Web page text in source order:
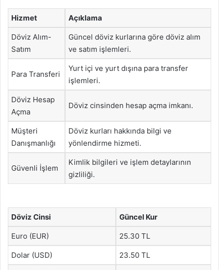
Hizmet Açıklama
Döviz Alım-
Satım
Güncel döviz kurlarına göre döviz alım
ve satım işlemleri.
Para Transferi
Yurt içi ve yurt dışına para transfer
işlemleri.
Döviz Hesap
Açma
Döviz cinsinden hesap açma imkanı.
Müşteri
Danışmanlığı
Döviz kurları hakkında bilgi ve
yönlendirme hizmeti.
Güvenli İşlem
Kimlik bilgileri ve işlem detaylarının
gizliliği.
Döviz Cinsi Güncel Kur
Euro (EUR) 25.30 TL
Dolar (USD) 23.50 TL